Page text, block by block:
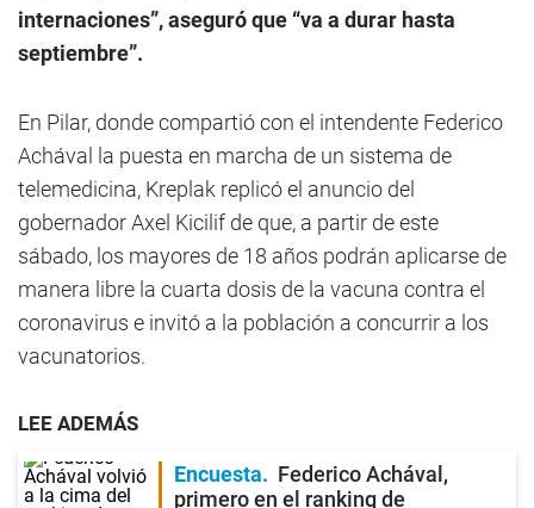
internaciones”, aseguró que “va a durar hasta
septiembre”.
En Pilar, donde compartió con el intendente Federico
Achával la puesta en marcha de un sistema de
telemedicina, Kreplak replicó el anuncio del
gobernador Axel Kicilif de que, a partir de este
sábado, los mayores de 18 años podrán aplicarse de
manera libre la cuarta dosis de la vacuna contra el
coronavirus e invitó a la población a concurrir a los
vacunatorios.
LEE ADEMÁS
Encuesta
Federico Achával,
primero en el ranking de